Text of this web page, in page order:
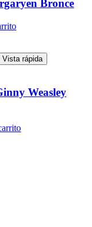
Bronce
Vista rápida
Weasley